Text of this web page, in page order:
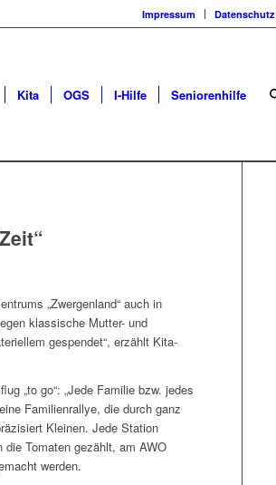
Impressum Datenschutz
Kita OGS I-Hilfe Seniorenhilfe
„Zwergenland“ auch in
klassische Mutter- und
gespendet“, erzählt Kita-
„to go“: „Jede Familie bzw. jedes
Familienrallye, die durch ganz
Kleinen. Jede Station
Tomaten gezählt, am AWO
werden.